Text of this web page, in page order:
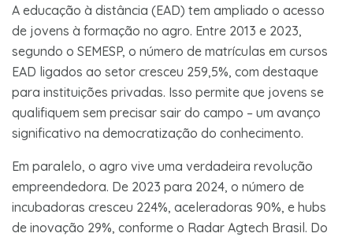
A educação à distância (EAD) tem ampliado o acesso
de jovens à formação no agro. Entre 2013 e 2023,
segundo o SEMESP, o número de matrículas em cursos
EAD ligados ao setor cresceu 259,5%, com destaque
para instituições privadas. Isso permite que jovens se
qualifiquem sem precisar sair do campo – um avanço
significativo na democratização do conhecimento.
Em paralelo, o agro vive uma verdadeira revolução
empreendedora. De 2023 para 2024, o número de
incubadoras cresceu 224%, aceleradoras 90%, e hubs
de inovação 29%, conforme o Radar Agtech Brasil. Do